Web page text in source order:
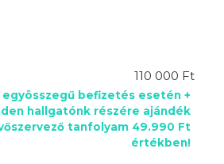
110 000 Ft
egyösszegű befizetés esetén +
hallgatónk részére ajándék
tanfolyam 49.990 Ft
értékben!